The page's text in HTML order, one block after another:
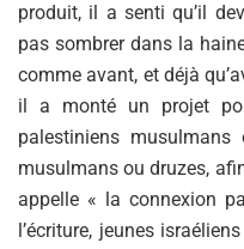
produit, il a senti qu’il
pas sombrer dans la
comme avant, et déjà
il a monté un projet
palestiniens
musulmans ou druzes,
appelle « la connexion
l’écriture, jeunes